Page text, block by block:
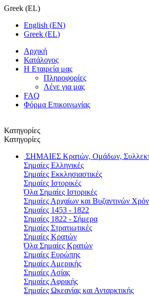
Greek (EL)
English (EN)
Greek (EL)
Αρχική
Κατάλογος
Η Εταιρεία μας
Πληροφορίες
Λένε για μας
FAQ
Φόρμα Επικοινωνίας
Κατηγορίες
Κατηγορίες
ΣΗΜΑΙΕΣ Κρατών, Ομάδων,
Σημαίες Ελληνικές
Σημαίες Εκκλησιαστικές
Σημαίες Ιστορικές
Όλα Σημαίες Ιστορικές
Σημαίες Αρχαίων και Βυζαντινών
Σημαίες 1453 - 1822
Σημαίες 1822 - Σήμερα
Σημαίες Στρατιωτικές
Σημαίες Κρατών
Όλα Σημαίες Κρατών
Σημαίες Ευρώπης
Σημαίες Αμερικής
Σημαίες Ασίας
Σημαίες Αφρικής
Σημαίες Ωκεανίας και Ανταρκτικής